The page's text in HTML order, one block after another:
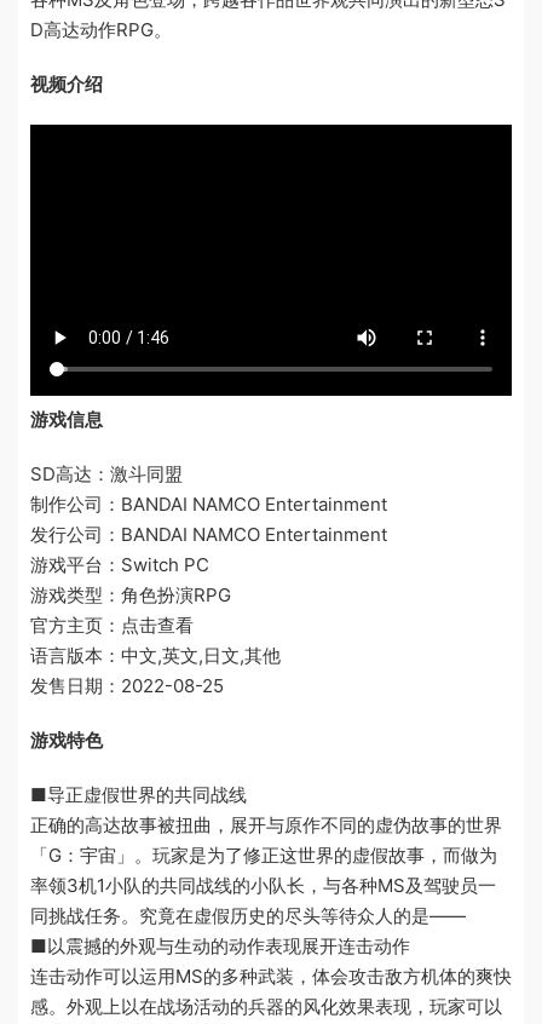
D高达动作RPG。
视频介绍
游戏信息
SD高达：激斗同盟
制作公司：BANDAI NAMCO Entertainment
发行公司：BANDAI NAMCO Entertainment
游戏平台：Switch PC
游戏类型：角色扮演RPG
官方主页：点击查看
语言版本：中文,英文,日文,其他
发售日期：2022-08-25
游戏特色
■导正虚假世界的共同战线
正确的高达故事被扭曲，展开与原作不同的虚伪故事的世界
「G：宇宙」。玩家是为了修正这世界的虚假故事，而做为
率领3机1小队的共同战线的小队长，与各种MS及驾驶员一
同挑战任务。究竟在虚假历史的尽头等待众人的是——
■以震撼的外观与生动的动作表现展开连击动作
连击动作可以运用MS的多种武装，体会攻击敌方机体的爽快
感。外观上以在战场活动的兵器的风化效果表现，玩家可以